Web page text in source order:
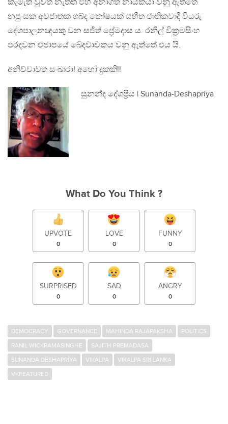
කැමැති වුවත් නැතත් එහි අනාගත නායකයා වනු ඇත්තේ
නපුංසක අවජාතක ශබ්ද කෝෂයක් සහිත ජාතිකවාදී වියරු
දේශපාලනඥයකු වන සජිත් ප්‍රේමදාස ය. රනිල් වික්‍රමසිංහ
පරදවන එජාපයේ ඛේදවාචකය වනු ඇත්තේ එය යි.
අනිච්චාවත සංඛාරා! අහෝ දුකකි!!
සුනන්ද දේශප්‍රිය | Sunanda-Deshapriya
What Do You Think ?
UPVOTE
0
LOVE
0
FUNNY
0
SURPRISED
0
SAD
0
ANGRY
0
DEMOCRACY GOVERNANCE MAHINDA RAJAPAKSHA
POLITICS
RANIL WICKRAMASINGHE
SAJITH PREMADASA
SUNANDA DESHAPRIYA
VIKALPA
VIKALPA SRI LANKA
VKFEATURED